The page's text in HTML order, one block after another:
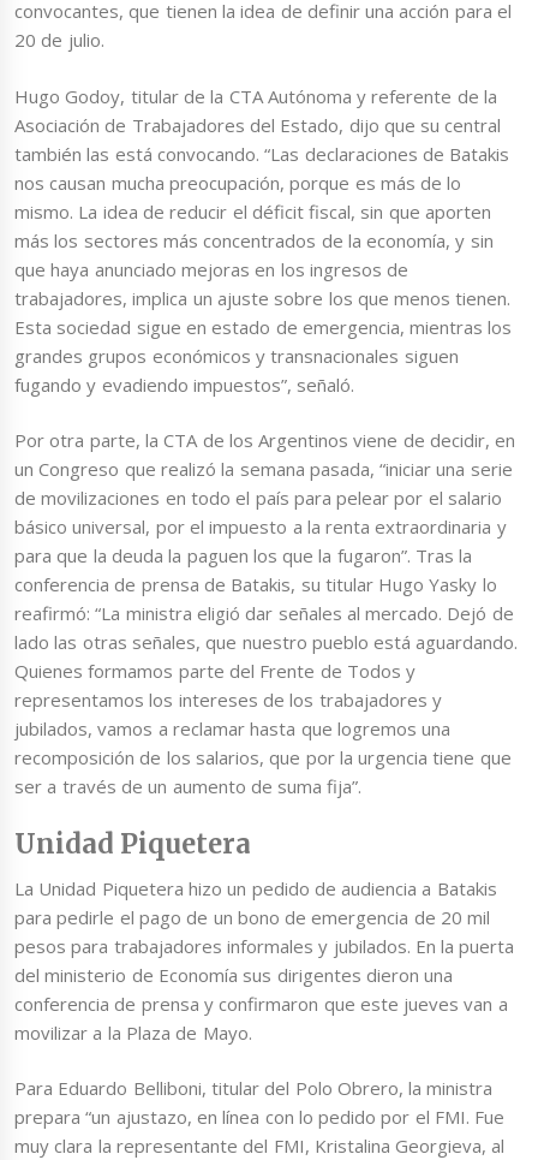
convocantes, que tienen la idea de definir una acción para el
20 de julio.
Hugo Godoy, titular de la CTA Autónoma y referente de la
Asociación de Trabajadores del Estado, dijo que su central
también las está convocando. “Las declaraciones de Batakis
nos causan mucha preocupación, porque es más de lo
mismo. La idea de reducir el déficit fiscal, sin que aporten
más los sectores más concentrados de la economía, y sin
que haya anunciado mejoras en los ingresos de
trabajadores, implica un ajuste sobre los que menos tienen.
Esta sociedad sigue en estado de emergencia, mientras los
grandes grupos económicos y transnacionales siguen
fugando y evadiendo impuestos”, señaló.
Por otra parte, la CTA de los Argentinos viene de decidir, en
un Congreso que realizó la semana pasada, “iniciar una serie
de movilizaciones en todo el país para pelear por el salario
básico universal, por el impuesto a la renta extraordinaria y
para que la deuda la paguen los que la fugaron”. Tras la
conferencia de prensa de Batakis, su titular Hugo Yasky lo
reafirmó: “La ministra eligió dar señales al mercado. Dejó de
lado las otras señales, que nuestro pueblo está aguardando.
Quienes formamos parte del Frente de Todos y
representamos los intereses de los trabajadores y
jubilados, vamos a reclamar hasta que logremos una
recomposición de los salarios, que por la urgencia tiene que
ser a través de un aumento de suma fija”.
Unidad Piquetera
La Unidad Piquetera hizo un pedido de audiencia a Batakis
para pedirle el pago de un bono de emergencia de 20 mil
pesos para trabajadores informales y jubilados. En la puerta
del ministerio de Economía sus dirigentes dieron una
conferencia de prensa y confirmaron que este jueves van a
movilizar a la Plaza de Mayo.
Para Eduardo Belliboni, titular del Polo Obrero, la ministra
prepara “un ajustazo, en línea con lo pedido por el FMI. Fue
muy clara la representante del FMI, Kristalina Georgieva, al